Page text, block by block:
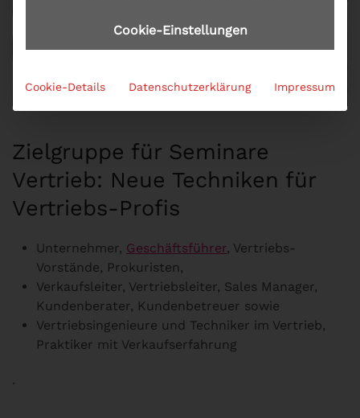
Zielgruppe für Seminare
Vertrieb: Neue Techniken für
Vertriebs-Profis
Unternehmer, Geschäftsführer, Vertriebs-
Vorstände, Prokuristen,
Verkaufsleiter, Vertriebsleiter, Sales Manager,
Kundenberater, Kundenbetreuer sowie
Vertriebsingenieure und Techniker im Vertrieb,
Praktiker mit Verkaufserfahrung
.
Cookie-Einstellungen
Cookie-Details Datenschutzerklärung Impressum